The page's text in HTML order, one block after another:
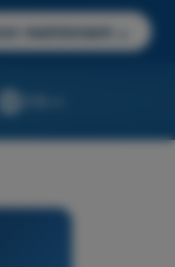
maintenant